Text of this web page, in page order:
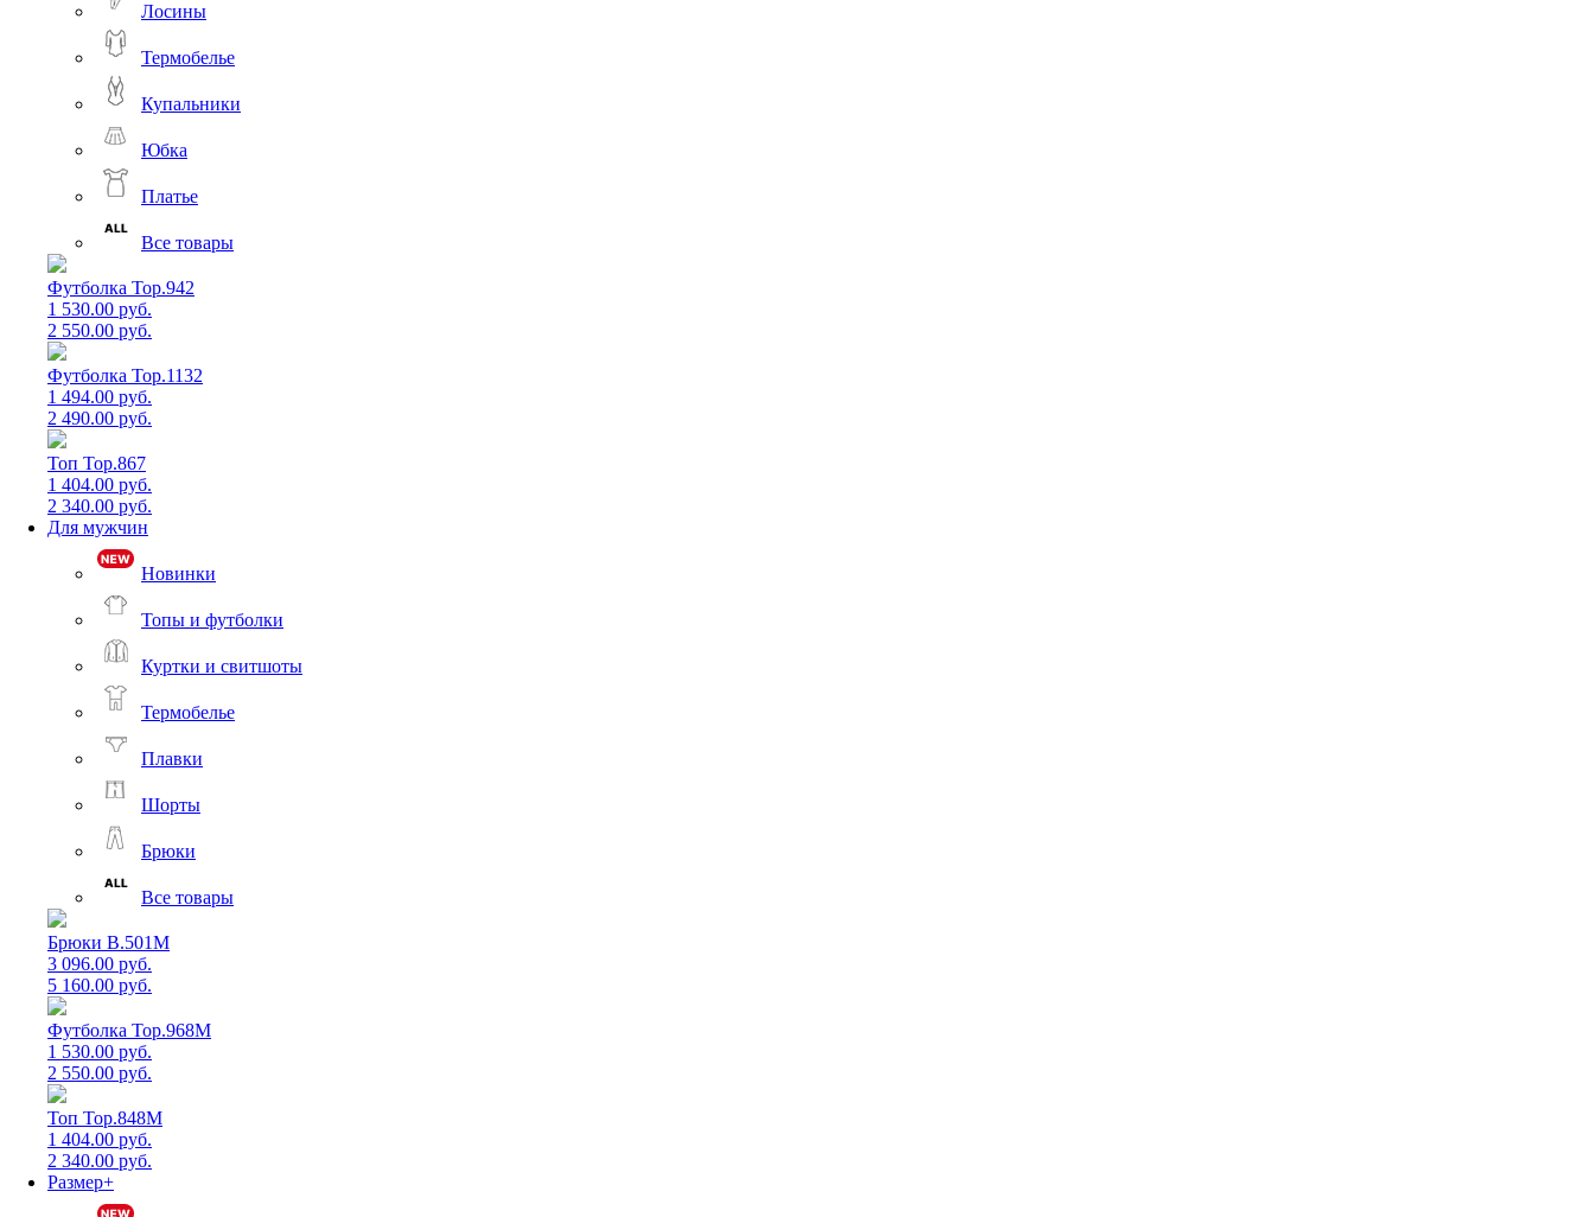
Лосины
Термобелье
Купальники
Юбка
Платье
Все товары
Футболка Top.942
1 530.00 руб.
2 550.00 руб.
Футболка Top.1132
1 494.00 руб.
2 490.00 руб.
Топ Top.867
1 404.00 руб.
2 340.00 руб.
Для мужчин
Новинки
Топы и футболки
Куртки и свитшоты
Термобелье
Плавки
Шорты
Брюки
Все товары
Брюки B.501M
3 096.00 руб.
5 160.00 руб.
Футболка Top.968M
1 530.00 руб.
2 550.00 руб.
Топ Top.848M
1 404.00 руб.
2 340.00 руб.
Размер+